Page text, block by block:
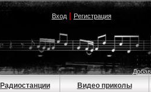
Вход| Регистрация
Радиостанции Видео приколы